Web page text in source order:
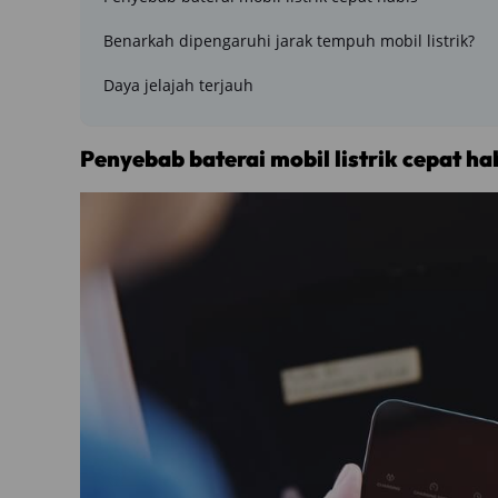
Benarkah dipengaruhi jarak tempuh mobil listrik?
Daya jelajah terjauh
Penyebab baterai mobil listrik cepat